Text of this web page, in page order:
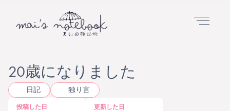
20歳になりました
日記 独り言
投稿した日 更新した日